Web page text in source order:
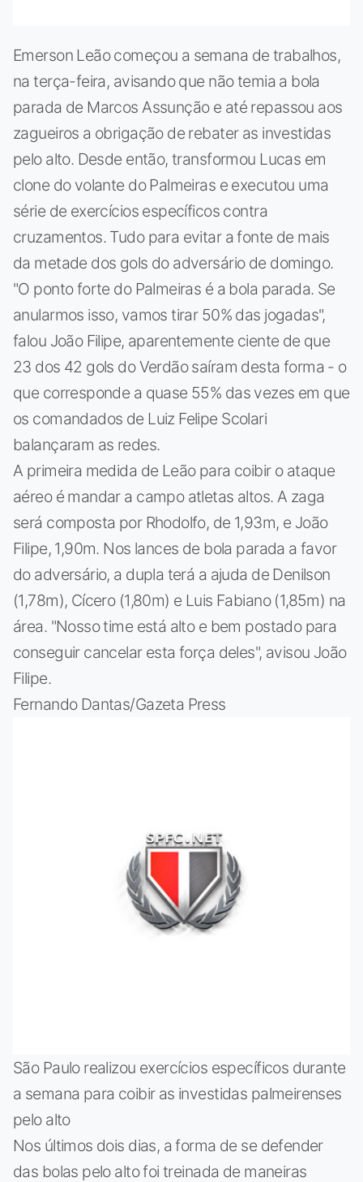
Emerson Leão começou a semana de trabalhos,
na terça-feira, avisando que não temia a bola
parada de Marcos Assunção e até repassou aos
zagueiros a obrigação de rebater as investidas
pelo alto. Desde então, transformou Lucas em
clone do volante do Palmeiras e executou uma
série de exercícios específicos contra
cruzamentos. Tudo para evitar a fonte de mais
da metade dos gols do adversário de domingo.
"O ponto forte do Palmeiras é a bola parada. Se
anularmos isso, vamos tirar 50% das jogadas",
falou João Filipe, aparentemente ciente de que
23 dos 42 gols do Verdão saíram desta forma - o
que corresponde a quase 55% das vezes em que
os comandados de Luiz Felipe Scolari
balançaram as redes.
A primeira medida de Leão para coibir o ataque
aéreo é mandar a campo atletas altos. A zaga
será composta por Rhodolfo, de 1,93m, e João
Filipe, 1,90m. Nos lances de bola parada a favor
do adversário, a dupla terá a ajuda de Denilson
(1,78m), Cícero (1,80m) e Luis Fabiano (1,85m) na
área. "Nosso time está alto e bem postado para
conseguir cancelar esta força deles", avisou João
Filipe.
Fernando Dantas/Gazeta Press
São Paulo realizou exercícios específicos durante
a semana para coibir as investidas palmeirenses
pelo alto
Nos últimos dois dias, a forma de se defender
das bolas pelo alto foi treinada de maneiras